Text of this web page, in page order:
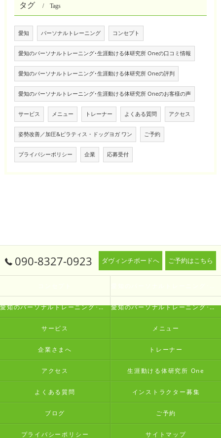
タグ Tags
愛知 パーソナルトレーニング コンセプト
愛知のパーソナルトレーニング･生涯動ける体研究所 Oneの口コミ情報
愛知のパーソナルトレーニング･生涯動ける体研究所 Oneの評判
愛知のパーソナルトレーニング･生涯動ける体研究所 Oneのお客様の声
サービス メニュー トレーナー よくある質問 アクセス
姿勢改善／加圧&ピラティス・ドッグヨガ ワン ご予約
プライバシーポリシー 企業 応募受付
090-8327-0923 ダヴィンチボードへ ご予約はこちら
愛知のパーソナルトレーニング･生涯動ける体研究所 Oneの評判 愛知のパーソナルトレーニング･生涯動ける体研究所 Oneのお客様の声
サービス メニュー
企業さまへ トレーナー
アクセス 生涯動ける体研究所 One
よくある質問 インストラクター募集
ブログ ご予約
プライバシーポリシー サイトマップ